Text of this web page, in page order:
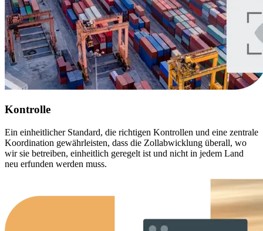
Kontrolle
Ein einheitlicher Standard, die richtigen Kontrollen und eine zentrale
Koordination gewährleisten, dass die Zollabwicklung überall, wo
wir sie betreiben, einheitlich geregelt ist und nicht in jedem Land
neu erfunden werden muss.